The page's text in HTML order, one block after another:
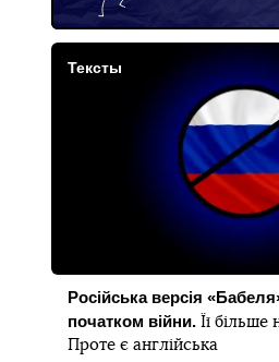
Тексты
Російська версія
початком війни.Її більше
Проте є англійська